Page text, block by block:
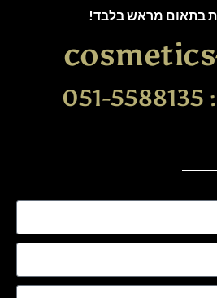
בתאום מראש בלבד!